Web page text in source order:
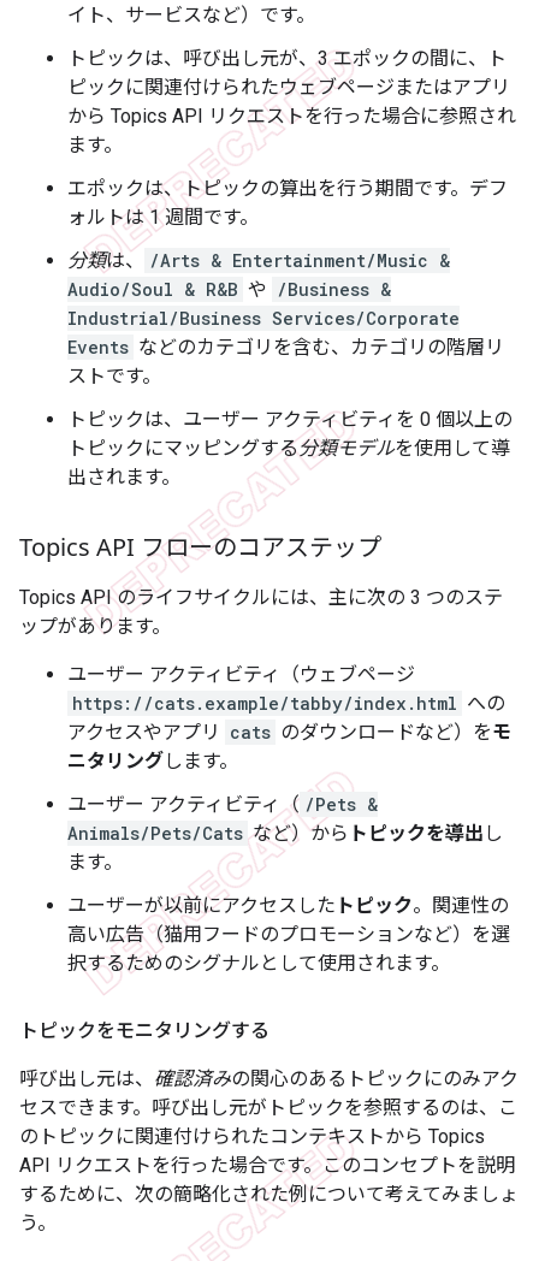
イト、サービスなど）です。
トピックは、呼び出し元が、3 エポックの間に、ト
ピックに関連付けられたウェブページまたはアプリ
から Topics API リクエストを行った場合に参照され
ます。
エポックは、トピックの算出を行う期間です。デフ
ォルトは 1 週間です。
分類は、
/Arts & Entertainment/Music &
Audio/Soul & R&B や /Business &
Industrial/Business Services/Corporate
Events などのカテゴリを含む、カテゴリの階層リ
ストです。
トピックは、ユーザー アクティビティを 0 個以上の
トピックにマッピングする分類モデルを使用して導
出されます。
Topics API フローのコアステップ
Topics API のライフサイクルには、主に次の 3 つのステ
ップがあります。
ユーザー アクティビティ（ウェブページ
https://cats.example/tabby/index.html への
アクセスやアプリ
cats のダウンロードなど）をモ
ニタリングします。
ユーザー アクティビティ（ /Pets &
Animals/Pets/Cats など）から トピックを導出 し
ます。
ユーザーが以前にアクセスした トピック。関連性の
高い広告（猫用フードのプロモーションなど）を選
択するためのシグナルとして使用されます。
トピックをモニタリングする
呼び出し元は、 確認済みの関心のあるトピックにのみアク
セスできます。呼び出し元がトピックを参照するのは、こ
のトピックに関連付けられたコンテキストから Topics
API リクエストを行った場合です。このコンセプトを説明
するために、次の簡略化された例について考えてみましょ
う。